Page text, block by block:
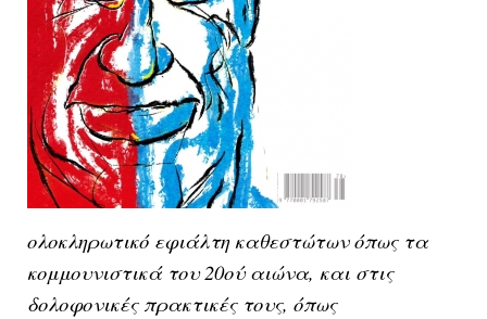
ολοκληρωτικό εφιάλτη καθεστώτων όπως τα
κομμουνιστικά του 20ού αιώνα, και στις
δολοφονικές πρακτικές τους, όπως